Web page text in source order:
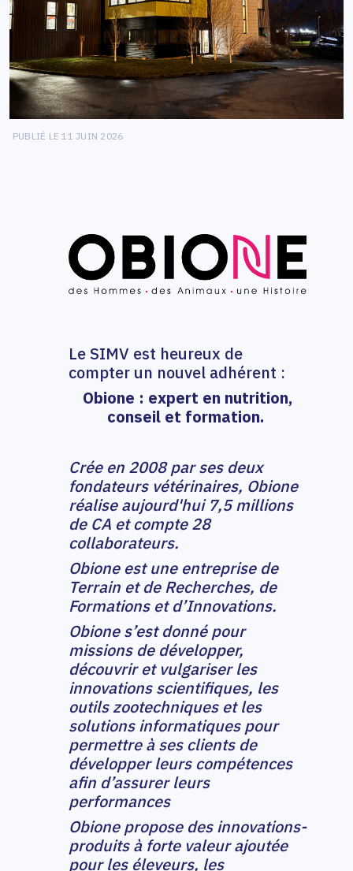
PUBLIÉ LE 11 JUIN 2026
Le SIMV est heureux de
compter un nouvel adhérent :
Obione : expert en nutrition,
conseil et formation.
Crée en 2008 par ses deux
fondateurs vétérinaires, Obione
réalise aujourd'hui 7,5 millions
de CA et compte 28
collaborateurs.
Obione est une entreprise de
Terrain et de Recherches, de
Formations et d’Innovations.
Obione s’est donné pour
missions de développer,
découvrir et vulgariser les
innovations scientifiques, les
outils zootechniques et les
solutions informatiques pour
permettre à ses clients de
développer leurs compétences
afin d’assurer leurs
performances
Obione propose des innovations-
produits à forte valeur ajoutée
pour les éleveurs, les